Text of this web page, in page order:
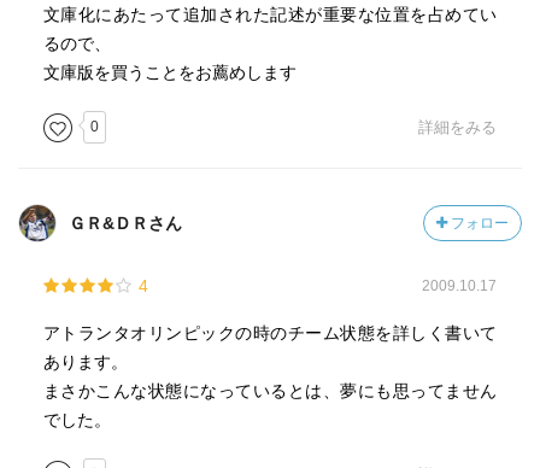
文庫化にあたって追加された記述が重要な位置を占めてい
るので、
文庫版を買うことをお薦めします
0 詳細をみる
ＧＲ&ＤＲさん フォロー
4 2009.10.17
アトランタオリンピックの時のチーム状態を詳しく書いて
あります。
まさかこんな状態になっているとは、夢にも思ってません
でした。